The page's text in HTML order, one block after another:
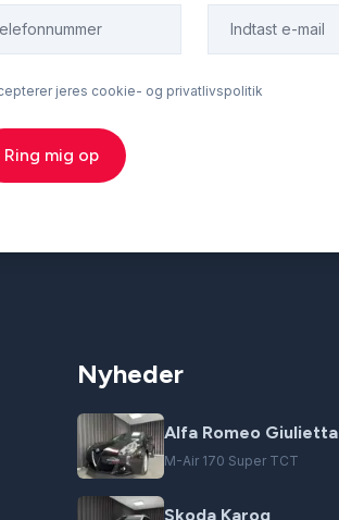
jeres cookie- og privatlivspolitik
Ring mig op
Nyheder
Alfa Romeo Giulietta
M-Air 170 Super TCT
Skoda Karoq